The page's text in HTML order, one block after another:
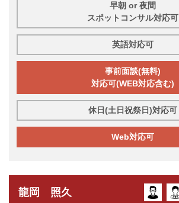
早朝 or 夜間
スポットコンサル対応可
英語対応可
事前面談(無料)
対応可(WEB対応含む)
休日(土日祝祭日)対応可
Web対応可
龍岡 照久